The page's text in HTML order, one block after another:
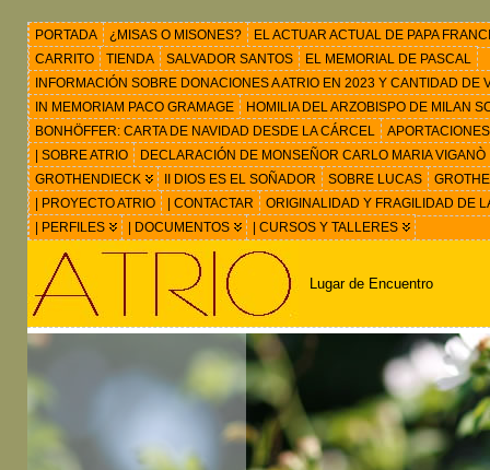
PORTADA ¿MISAS O MISONES?
EL ACTUAR ACTUAL DE PAPA
CARRITO
TIENDA SALVADOR SANTOS
EL MEMORIAL DE PASCAL
INFORMACIÓN SOBRE DONACIONES A ATRIO EN 2023 Y CANTIDAD
IN MEMORIAM PACO GRAMAGE
HOMILIA DEL ARZOBISPO DE MILAN
BONHÖFFER: CARTA DE NAVIDAD DESDE LA CÁRCEL
| SOBRE ATRIO
DECLARACIÓN DE MONSEÑOR CARLO MARIA VIGANÒ
GROTHENDIECK
II DIOS ES EL SOÑADOR SOBRE LUCAS
| PROYECTO ATRIO
| CONTACTAR
ORIGINALIDAD Y FRAGILIDAD DE
| PERFILES
| DOCUMENTOS | CURSOS Y TALLERES
Lugar de Encuentro